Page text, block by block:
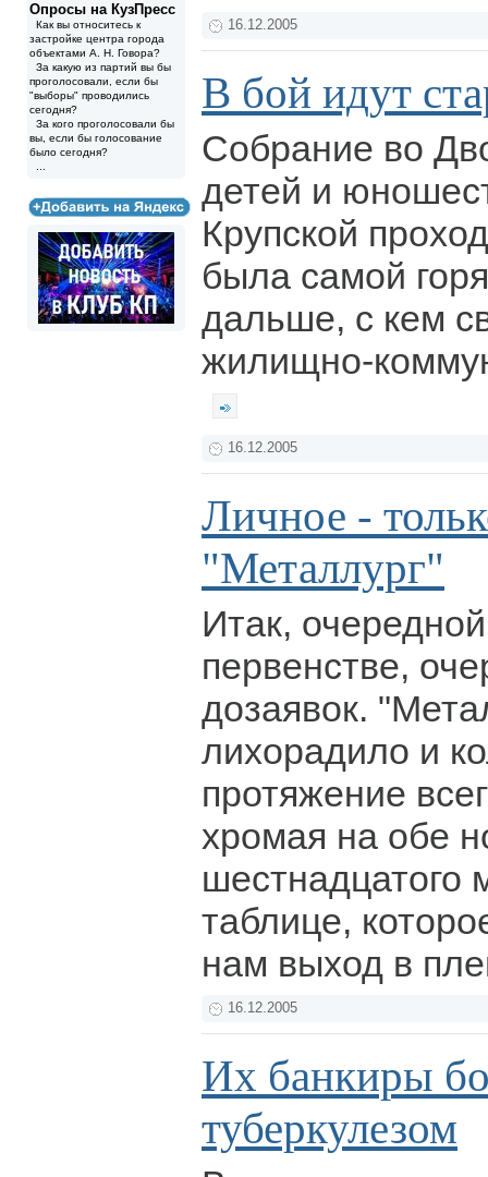
Опросы на КузПресс
Как вы относитесь к
застройке центра города
объектами А. Н. Говора?
За какую из партий вы бы
проголосовали, если бы
"выборы" проводились
сегодня?
За кого проголосовали бы
вы, если бы голосование
было сегодня?
16.12.2005
В бой идут
Собрание во
детей и
Крупской
была самой
дальше, с кем
жилищно-
16.12.2005
Личное -
"Металлург"
Итак,
первенстве,
дозаявок.
лихорадило и
протяжение
хромая на обе
шестнадцатого
таблице,
нам выход в
16.12.2005
Их банкиры
туберкулезом